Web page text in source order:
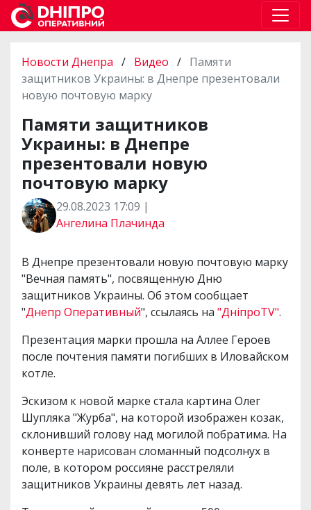
Новости Днепра / Видео / Памяти
защитников Украины: в Днепре презентовали
новую почтовую марку
Памяти защитников
Украины: в Днепре
презентовали новую
почтовую марку
29.08.2023 17:09 |
Ангелина Плачинда
В Днепре презентовали новую почтовую марку
"Вечная память", посвященную Дню
защитников Украины. Об этом сообщает
"Днепр Оперативный", ссылаясь на "ДніпроTV".
Презентация марки прошла на Аллее Героев
после почтения памяти погибших в Иловайском
котле.
Эскизом к новой марке стала картина Олег
Шупляка "Журба", на которой изображен козак,
склонивший голову над могилой побратима. На
конверте нарисован сломанный подсолнух в
поле, в котором россияне расстреляли
защитников Украины девять лет назад.